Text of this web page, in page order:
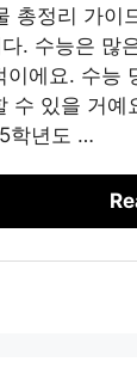
총정리 가이
. 수능은 많
에요. 수능
수 있을 거
학년도 …